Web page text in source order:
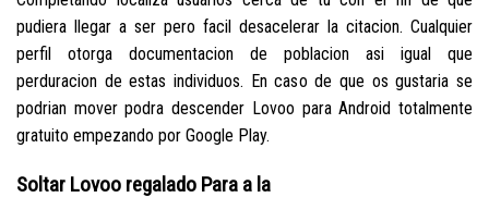
pudiera llegar a ser pero facil desacelerar la citacion. Cualquier
perfil otorga documentacion de poblacion asi­ igual que
perduracion de estas individuos. En caso de que os gustaria se
podri­an mover podra descender Lovoo para Android totalmente
gratuito empezando por Google Play.
Soltar Lovoo regalado Para a la